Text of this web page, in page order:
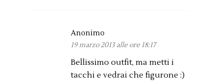
Anonimo
19 marzo 2013 alle ore 18:17
Bellissimo outfit, ma metti i
tacchi e vedrai che figurone :)